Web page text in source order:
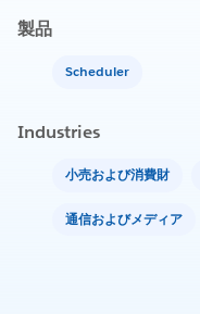
製品
Scheduler
Industries
小売および消費財
通信およびメディア